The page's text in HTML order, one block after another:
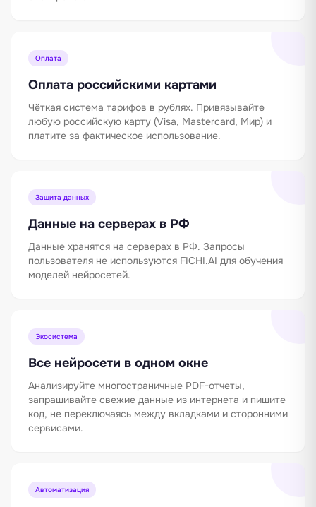
Оплата
Оплата российскими картами
Чёткая система тарифов в рублях. Привязывайте
любую российскую карту (Visa, Mastercard, Мир) и
платите за фактическое использование.
Защита данных
Данные на серверах в РФ
Данные хранятся на серверах в РФ. Запросы
пользователя не используются FICHI.AI для обучения
моделей нейросетей.
Экосистема
Все нейросети в одном окне
Анализируйте многостраничные PDF-отчеты,
запрашивайте свежие данные из интернета и пишите
код, не переключаясь между вкладками и сторонними
сервисами.
Автоматизация